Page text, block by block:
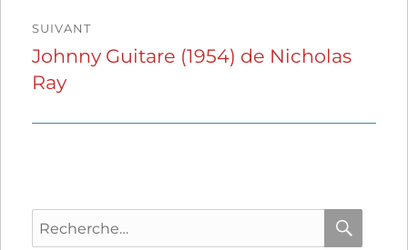
SUIVANT
Publication
suivante :
Johnny Guitare (1954) de Nicholas
Ray
Recherche
pour